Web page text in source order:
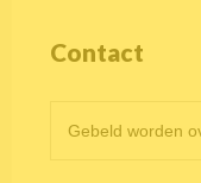
Contact
objectpagina